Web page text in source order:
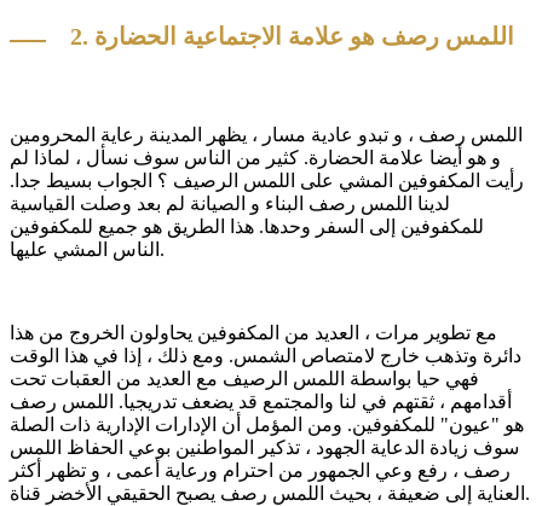
2. اللمس رصف هو علامة الاجتماعية الحضارة
اللمس رصف ، و تبدو عادية مسار ، يظهر المدينة رعاية المحرومين
و هو أيضا علامة الحضارة. كثير من الناس سوف نسأل ، لماذا لم
رأيت المكفوفين المشي على اللمس الرصيف ؟ الجواب بسيط جدا.
لدينا اللمس رصف البناء و الصيانة لم بعد وصلت القياسية
للمكفوفين إلى السفر وحدها. هذا الطريق هو جميع للمكفوفين
الناس المشي عليها.
مع تطوير مرات ، العديد من المكفوفين يحاولون الخروج من هذا
دائرة وتذهب خارج لامتصاص الشمس. ومع ذلك ، إذا في هذا الوقت
فهي حيا بواسطة اللمس الرصيف مع العديد من العقبات تحت
أقدامهم ، ثقتهم في لنا والمجتمع قد يضعف تدريجيا. اللمس رصف
هو "عيون" للمكفوفين. ومن المؤمل أن الإدارات الإدارية ذات الصلة
سوف زيادة الدعاية الجهود ، تذكير المواطنين بوعي الحفاظ اللمس
رصف ، رفع وعي الجمهور من احترام ورعاية أعمى ، و تظهر أكثر
العناية إلى ضعيفة ، بحيث اللمس رصف يصبح الحقيقي الأخضر قناة.